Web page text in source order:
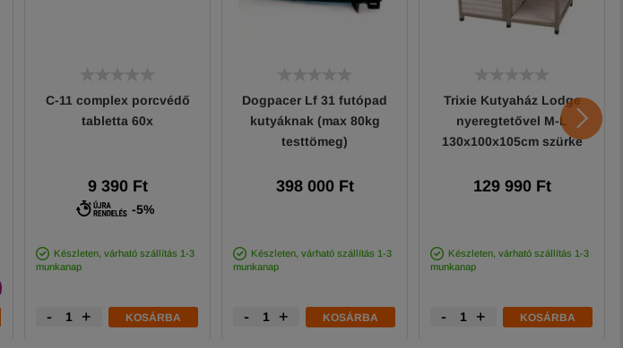
C-11 complex porcvédő
tabletta 60x
9 390 Ft
-5%
Készleten, várható szállítás 1-3
munkanap
- + KOSÁRBA
Dogpacer Lf 31 futópad
kutyáknak (max 80kg
testtömeg)
398 000 Ft
Készleten, várható szállítás 1-3
munkanap
- + KOSÁRBA
Trixie Kutyaház Lodge
nyeregtetővel M-L
130x100x105cm szürke
129 990 Ft
Készleten, várható szállítás 1-3
munkanap
- + KOSÁRBA